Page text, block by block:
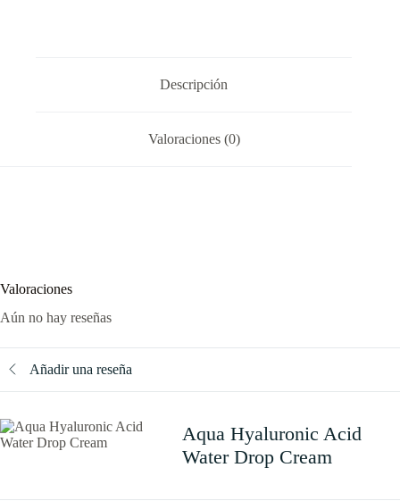
Descripción
Valoraciones (0)
Valoraciones
Aún no hay reseñas
Añadir una reseña
Aqua Hyaluronic Acid
Water Drop Cream